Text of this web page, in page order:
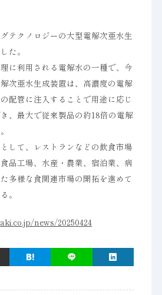
テクノロジーの大型電解次亜水生
た。
に利用される電解水の一種で、今
次亜水生成装置は、高濃度の電解
配管に注入することで用途に応じ
、最大で従来製品の約18倍の電解
して、レストランなどの飲食市場
品工場、水産・農業、宿泊業、病
多様な食関連市場の開拓を進めて
。
news/20250424